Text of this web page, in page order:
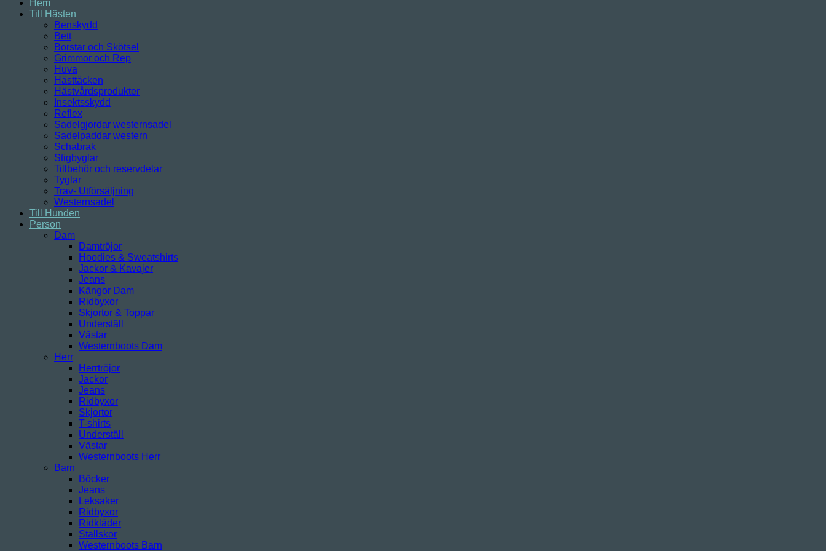
Hem
Till Hästen
Benskydd
Bett
Borstar och Skötsel
Grimmor och Rep
Huva
Hästtäcken
Hästvårdsprodukter
Insektsskydd
Reflex
Sadelgjordar westernsadel
Sadelpaddar western
Schabrak
Stigbyglar
Tillbehör och reservdelar
Tyglar
Trav- Utförsäljning
Westernsadel
Till Hunden
Person
Dam
Damtröjor
Hoodies & Sweatshirts
Jackor & Kavajer
Jeans
Kängor Dam
Ridbyxor
Skjortor & Toppar
Underställ
Västar
Westernboots Dam
Herr
Herrtröjor
Jackor
Jeans
Ridbyxor
Skjortor
T-shirts
Underställ
Västar
Westernboots Herr
Barn
Böcker
Jeans
Leksaker
Ridbyxor
Ridkläder
Stallskor
Westernboots Barn